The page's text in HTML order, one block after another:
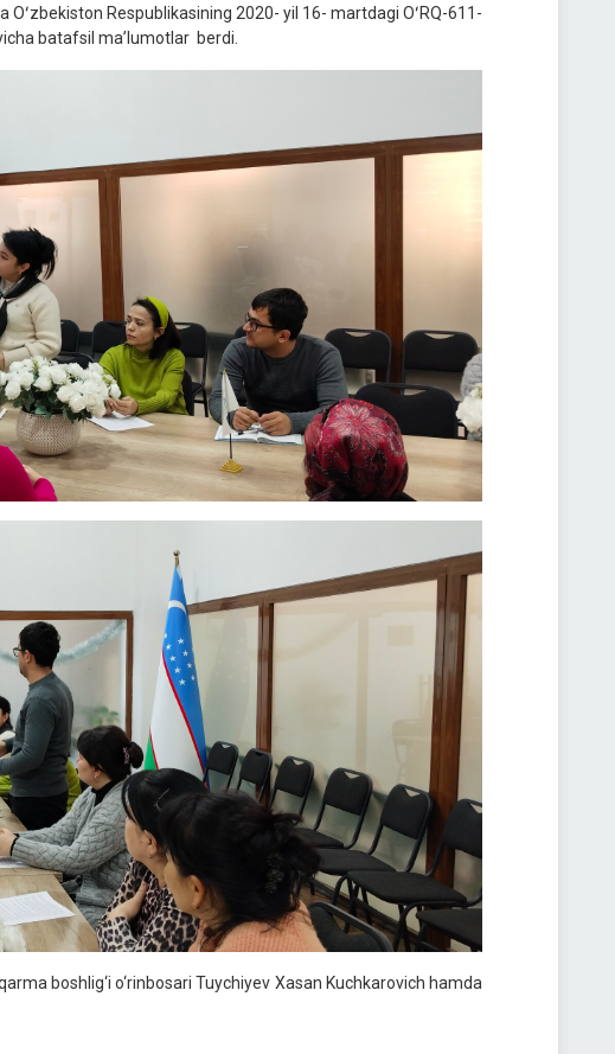
Oʻzbekiston Respublikasining 2020- yil 16- martdagi OʻRQ-611-
batafsil ma’lumotlar berdi.
boshlig‘i o‘rinbosari Tuychiyev Xasan Kuchkarovich hamda